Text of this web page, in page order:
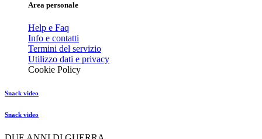
Area personale
Help e Faq
Info e contatti
Termini del servizio
Utilizzo dati e privacy
Cookie Policy
Snack video
Snack video